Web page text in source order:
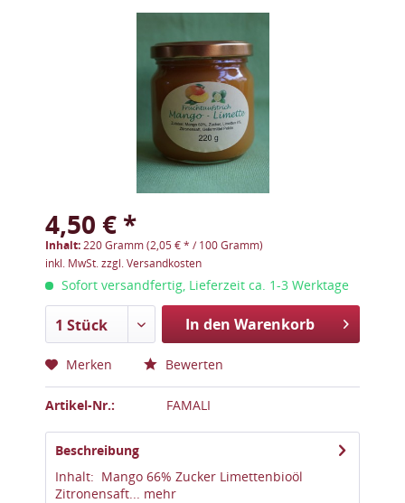
4,50 € *
Inhalt:220 Gramm (2,05 € * / 100 Gramm)
inkl. MwSt.zzgl. Versandkosten
Sofort versandfertig, Lieferzeit ca. 1-3 Werktage
1 Stück In den Warenkorb
Merken Bewerten
Artikel-Nr.: FAMALI
Beschreibung
Inhalt: Mango 66% Zucker Limettenbioöl
Zitronensaft... mehr